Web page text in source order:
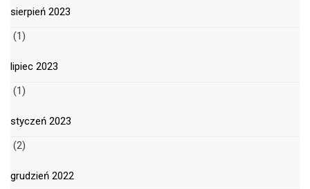
sierpień 2023
(1)
lipiec 2023
(1)
styczeń 2023
(2)
grudzień 2022